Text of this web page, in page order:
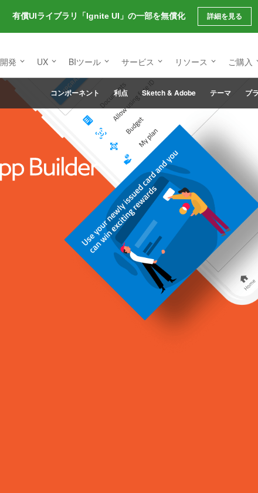
開発 UX BIツール サービス リソース ご購入
コンポーネント 利点 Sketch & Adobe テーマ プ
有償UIライブラリ「Ignite UI」の一部を無償化 詳細を見る